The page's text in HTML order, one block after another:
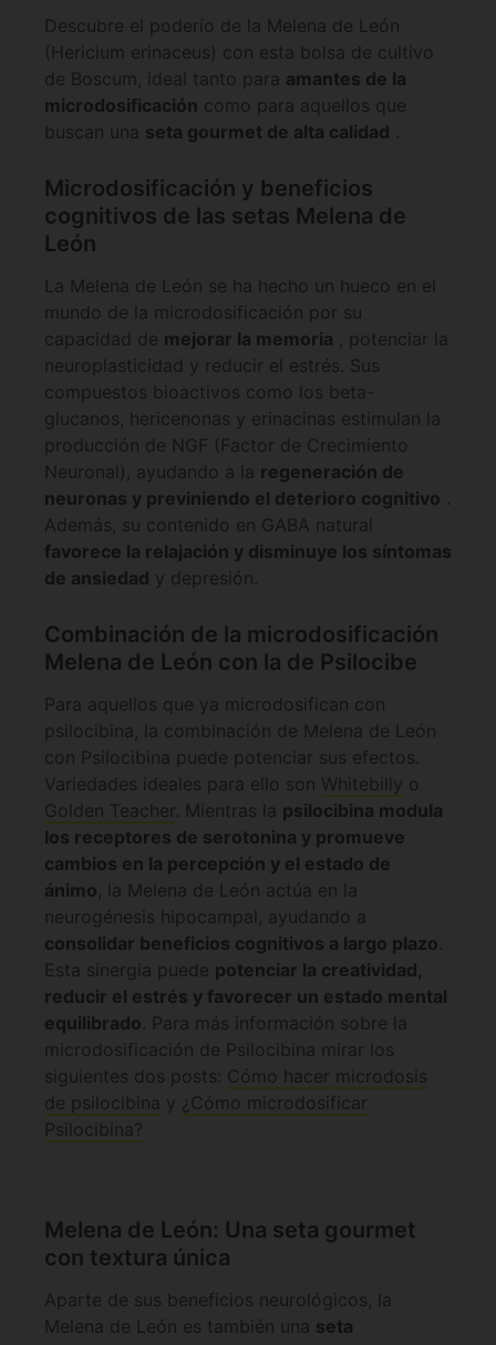
Descubre el poderío de la Melena de León
(Hericium erinaceus) con esta bolsa de cultivo
de Boscum, ideal tanto para amantes de la
microdosificación como para aquellos que
buscan una seta gourmet de alta calidad .
Microdosificación y beneficios
cognitivos de las setas Melena de
León
La Melena de León se ha hecho un hueco en el
mundo de la microdosificación por su
capacidad de mejorar la memoria , potenciar la
neuroplasticidad y reducir el estrés. Sus
compuestos bioactivos como los beta-
glucanos, hericenonas y erinacinas estimulan la
producción de NGF (Factor de Crecimiento
Neuronal), ayudando a la regeneración de
neuronas y previniendo el deterioro cognitivo .
Además, su contenido en GABA natural
favorece la relajación y disminuye los síntomas
de ansiedad y depresión.
Combinación de la microdosificación
Melena de León con la de Psilocibe
Para aquellos que ya microdosifican con
psilocibina, la combinación de Melena de León
con Psilocibina puede potenciar sus efectos.
Variedades ideales para ello son Whitebilly o
Golden Teacher . Mientras la psilocibina modula
los receptores de serotonina y promueve
cambios en la percepción y el estado de
ánimo, la Melena de León actúa en la
neurogénesis hipocampal, ayudando a
consolidar beneficios cognitivos a largo plazo.
Esta sinergia puede potenciar la creatividad,
reducir el estrés y favorecer un estado mental
equilibrado. Para más información sobre la
microdosificación de Psilocibina mirar los
siguientes dos posts: Cómo hacer microdosis
de psilocibina y ¿Cómo microdosificar
Psilocibina?
Melena de León: Una seta gourmet
con textura única
Aparte de sus beneficios neurológicos, la
Melena de León es también una seta